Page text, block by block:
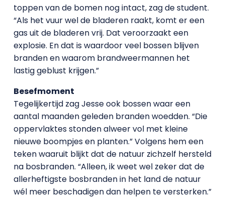
toppen van de bomen nog intact, zag de student.
“Als het vuur wel de bladeren raakt, komt er een
gas uit de bladeren vrij. Dat veroorzaakt een
explosie. En dat is waardoor veel bossen blijven
branden en waarom brandweermannen het
lastig geblust krijgen.”
Besefmoment
Tegelijkertijd zag Jesse ook bossen waar een
aantal maanden geleden branden woedden. “Die
oppervlaktes stonden alweer vol met kleine
nieuwe boompjes en planten.” Volgens hem een
teken waaruit blijkt dat de natuur zichzelf hersteld
na bosbranden. “Alleen, ik weet wel zeker dat de
allerheftigste bosbranden in het land de natuur
wél meer beschadigen dan helpen te versterken.”